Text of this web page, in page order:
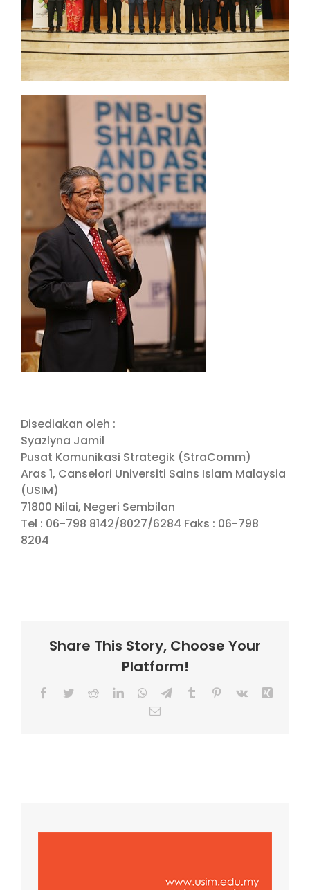
Disediakan oleh :
Syazlyna Jamil
Pusat Komunikasi Strategik (StraComm)
Aras 1, Canselori Universiti Sains Islam Malaysia
(USIM)
71800 Nilai, Negeri Sembilan
Tel : 06-798 8142/8027/6284 Faks : 06-798
8204
Share This Story, Choose Your
Platform!
Facebook
TwitterRedditLinkedInWhatsApp
TelegramTumblr Pinterest
Vk
Email